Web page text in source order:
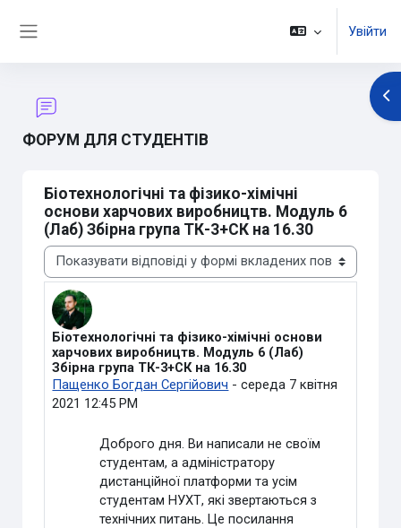
Увійти
ФОРУМ ДЛЯ СТУДЕНТІВ
Біотехнологічні та фізико-хімічні
основи харчових виробництв. Модуль 6
(Лаб) Збірна група ТК-3+СК на 16.30
Тип показу
Біотехнологічні та фізико-хімічні основи
харчових виробництв. Модуль 6 (Лаб)
Збірна група ТК-3+СК на 16.30
Пащенко Богдан Сергійович -середа 7 квітня
2021 12:45 PM
Кількість відповідей: 0
Доброго дня. Ви написали не своїм
студентам, а адміністратору
дистанційної платформи та усім
студентам НУХТ, які звертаються з
технічних питань. Це посилання